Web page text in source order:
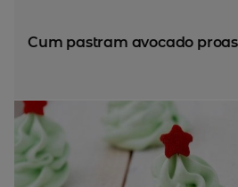
Cum pastram avocado